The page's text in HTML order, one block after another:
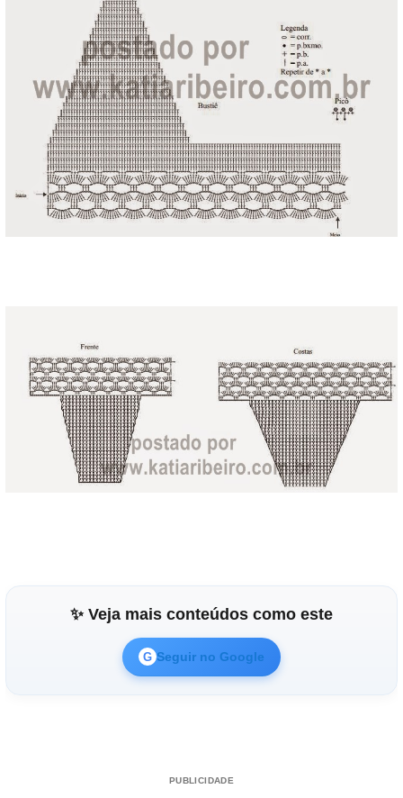
✨ Veja mais conteúdos como este
G Seguir no Google
PUBLICIDADE